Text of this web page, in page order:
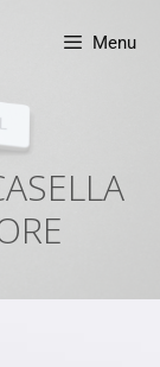
Menu